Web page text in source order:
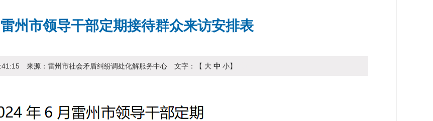
州市领导干部定期接待群众来访安排表
来源： 雷州市社会矛盾纠纷调处化解服务中心 文字：【 大 中 小】